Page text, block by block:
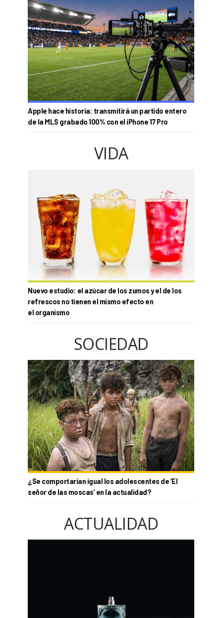
Apple hace historia: transmitirá un partido entero
de la MLS grabado 100% con el iPhone 17 Pro
VIDA
Nuevo estudio: el azúcar de los zumos y el de los
refrescos no tienen el mismo efecto en
el organismo
SOCIEDAD
¿Se comportarían igual los adolescentes de ‘El
señor de las moscas’ en la actualidad?
ACTUALIDAD